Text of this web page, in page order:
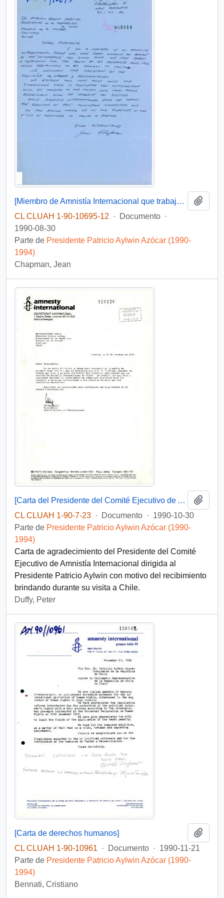
[Miembro de Amnistía Internacional que trabaja por los detenidos desaparecidos en Chile felicita por la creacón de la Comisiónde de Verdad y Reconciliación]
CL CLUAH 1-90-10695-12
· Documento ·
1990-08-30
Parte de Presidente Patricio Aylwin Azócar (1990-
1994)
Chapman, Jean
[Carta del Presidente del Comité Ejecutivo de Amnistía Internacional dirigida al Presidente Patricio Aylwin]
CL CLUAH 1-90-7-23 · Documento · 1990-10-30
Parte de Presidente Patricio Aylwin Azócar (1990-
1994)
Carta de agradecimiento del Presidente del Comité
Ejecutivo de Amnistía Internacional dirigida al
Presidente Patricio Aylwin con motivo del recibimiento
brindando durante su visita a Chile.
Duffy, Peter
[Carta de derechos humanos]
CL CLUAH 1-90-10961
· Documento · 1990-11-21
Parte de Presidente Patricio Aylwin Azócar (1990-
1994)
Bennati, Cristiano